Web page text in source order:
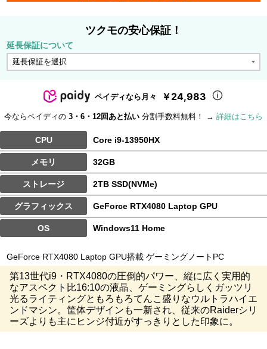
ツクモの安心保証！
延長保証について
ペイディなら月々 ￥24,983
今ならペイディの 3・6・12回あと払い 分割手数料無料！ → 詳細はこちら
CPU Core i9-13950HX
メモリ 32GB
ストレージ 2TB SSD(NVMe)
グラフィックス GeForce RTX4080 Laptop GPU
OS Windows11 Home
GeForce RTX4080 Laptop GPU搭載 ゲーミングノートPC
第13世代i9・RTX4080の圧倒的パワー、縦に広く実用的
なアスペクト比16:10の液晶、ゲーミングらしくガッツリ
光るライティングともろもろてんこ盛りなウルトラハイエ
ンドマシン。筐体デザインも一新され、従来のRaiderシリ
ーズよりも主にヒンジ付近がすっきりとした印象に。